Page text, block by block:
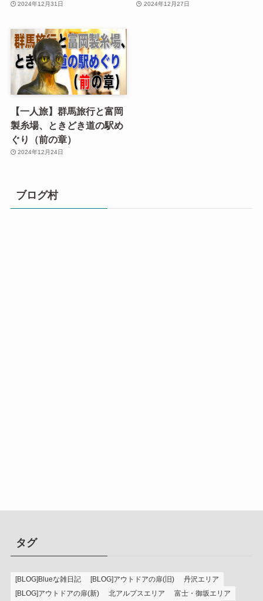
2024年12月31日 2024年12月27日
【一人旅】群馬旅行と富岡
製糸場、ときどき道の駅め
ぐり（前の章）
2024年12月24日
ブログ村
タグ
[BLOG]Blueな雑日記 [BLOG]アウトドアの扉(旧)
丹沢エリア
[BLOG]アウトドアの扉(新)
北アルプスエリア
富士・御坂エリア